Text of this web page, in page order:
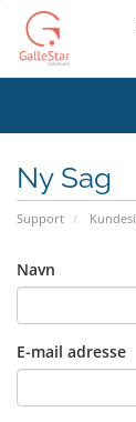
Ny Sag
Support
Navn
E-mail adresse